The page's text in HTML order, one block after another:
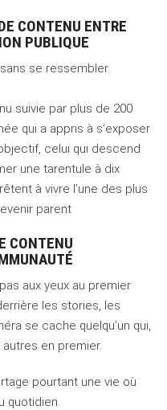
CONTENU ENTRE
PUBLIQUE
se ressembler.
suivie par plus de 200
qui a appris à s’exposer
celui qui descend
une tarentule à dix
à vivre l’une des plus
parent
CONTENU
aux yeux au premier
les stories, les
se cache quelqu’un qui,
autres en premier.
pourtant une vie où
quotidien.